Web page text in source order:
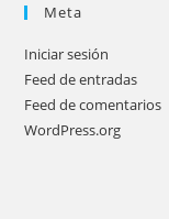
Meta
Iniciar sesión
Feed de entradas
Feed de comentarios
WordPress.org